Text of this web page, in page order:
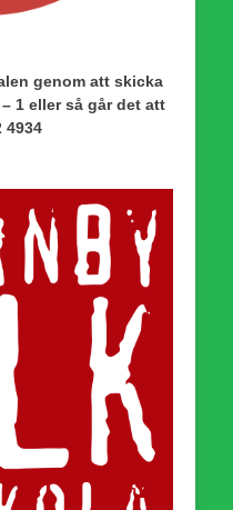
genom att skicka
1 eller så går det att
4934